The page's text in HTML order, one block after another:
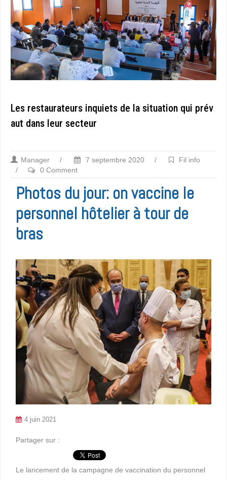
Les restaurateurs inquiets de la situation qui prév
aut dans leur secteur
Manager / 7 septembre 2020 /
Fil info
/
0 Comment
Photos du jour: on vaccine le
personnel hôtelier à tour de
bras
4 juin 2021
Partager sur :
Le lancement de la campagne de vaccination du personnel